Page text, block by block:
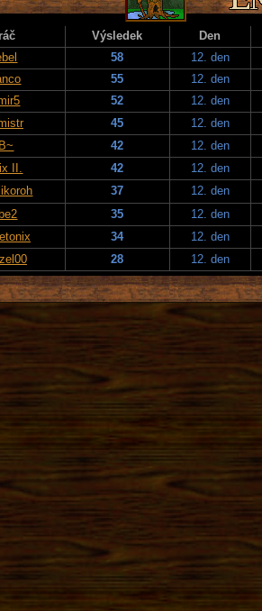
Výsledek
Den
58
12. den
55
12. den
52
12. den
45
12. den
42
12. den
II. 42
12. den
37
12. den
35
12. den
34
12. den
28 12. den